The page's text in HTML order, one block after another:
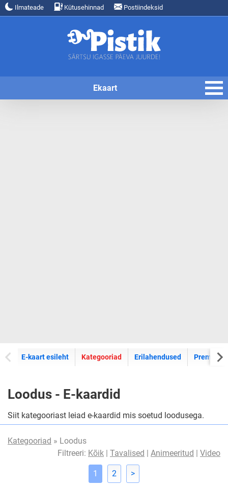
Ilmateade Kütusehinnad Postiindeksid
Ekaart
E-kaart esileht E-kaartide
Kategooriad Erilahendused Premium
Loodus - E-kaardid
Siit kategooriast leiad e-kaardid mis soetud loodusega.
Kategooriad » Loodus
Filtreeri: Kõik | Tavalised | Animeeritud | Video
1 2 >